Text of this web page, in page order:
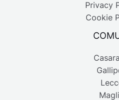
Privacy
Cookie